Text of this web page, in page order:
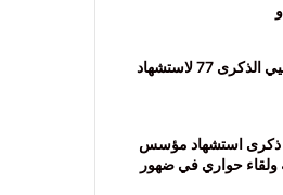
منفذية عكار في القومي تحيي الذكرى 77 لاستشهاد
ذكرى استشهاد مؤسس
حواري في ضهور